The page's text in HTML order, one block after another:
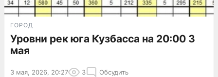
ГОРОД
Уровни рек юга Кузбасса на 20:00 3
мая
3 мая, 2026, 20:27 3 Обсудить